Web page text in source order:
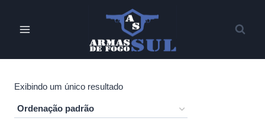
Exibindo um único resultado